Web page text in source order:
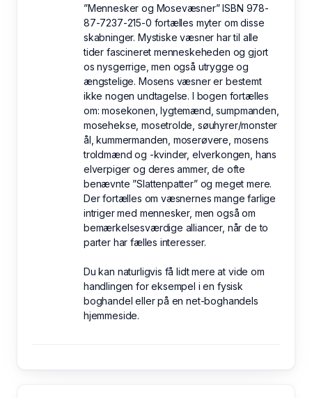
”Mennesker og Mosevæsner” ISBN 978-
87-7237-215-0 fortælles myter om disse
skabninger. Mystiske væsner har til alle
tider fascineret menneskeheden og gjort
os nysgerrige, men også utrygge og
ængstelige. Mosens væsner er bestemt
ikke nogen undtagelse. I bogen fortælles
om: mosekonen, lygtemænd, sumpmanden,
mosehekse, mosetrolde, søuhyrer/monster
ål, kummermanden, moserøvere, mosens
troldmænd og -kvinder, elverkongen, hans
elverpiger og deres ammer, de ofte
benævnte ”Slattenpatter” og meget mere.
Der fortælles om væsnernes mange farlige
intriger med mennesker, men også om
bemærkelsesværdige alliancer, når de to
parter har fælles interesser.
Du kan naturligvis få lidt mere at vide om
handlingen for eksempel i en fysisk
boghandel eller på en net-boghandels
hjemmeside.